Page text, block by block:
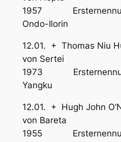
1957
Ondo-Ilorin
12.01. + Thomas Niu
von Sertei
1973
Yangku
12.01. + Hugh John
von
1955